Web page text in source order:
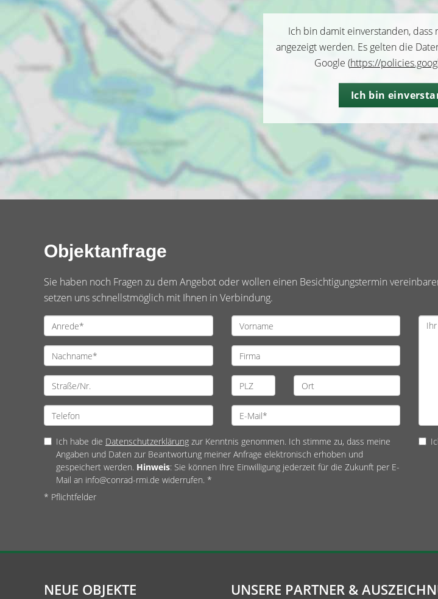
Ich bin damit einverstanden, dass
angezeigt werden. Es gelten die
Google (https://
Ich bin
Objektanfrage
Sie haben noch Fragen zu dem Angebot oder wollen einen Besichtigungstermin
setzen uns schnellstmöglich mit Ihnen in Verbindung.
Ich habe die Datenschutzerklärung zur Kenntnis genommen. Ich stimme zu, dass meine
Angaben und Daten zur Beantwortung meiner Anfrage elektronisch erhoben und
gespeichert werden. Hinweis: Sie können Ihre Einwilligung jederzeit für die Zukunft per E-
Mail an info@conrad-rmi.de widerrufen. *
* Pflichtfelder
NEUE OBJEKTE UNSERE PARTNER &